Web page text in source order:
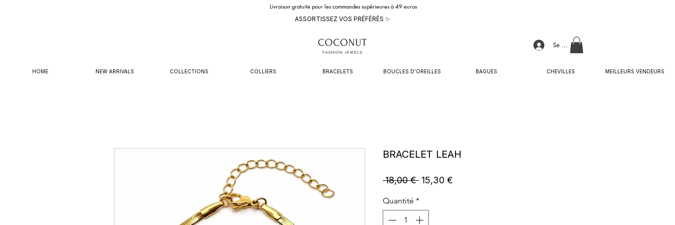
Livraison gratuite pour les commandes supérieures à 49 euros
ASSORTISSEZ VOS PRÉFÉRÉS ✨
Se connecter
HOME NEW ARRIVALS COLLECTIONS COLLIERS BRACELETS BOUCLES D'OREILLES BAGUES CHEVILLES MEILLEURS VENDEURS
BRACELET LEAH
18,00 € Prix
15,30 €
Quantité *